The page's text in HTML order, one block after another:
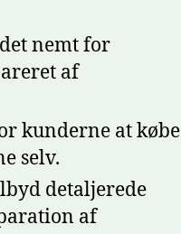
nemt for
af
kunderne at købe
selv.
detaljerede
af